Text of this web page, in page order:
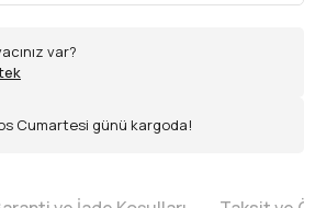
var?
Cumartesi günü kargoda!